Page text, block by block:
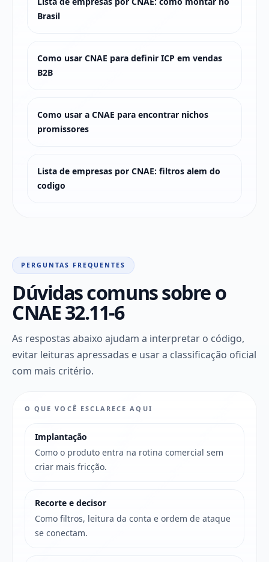
Brasil
Como usar CNAE para definir ICP em vendas
B2B
Como usar a CNAE para encontrar nichos
promissores
Lista de empresas por CNAE: filtros alem do
codigo
PERGUNTAS FREQUENTES
Dúvidas comuns sobre o
CNAE 32.11-6
As respostas abaixo ajudam a interpretar o código,
evitar leituras apressadas e usar a classificação oficial
com mais critério.
O QUE VOCÊ ESCLARECE AQUI
Implantação
Como o produto entra na rotina comercial sem
criar mais fricção.
Recorte e decisor
Como filtros, leitura da conta e ordem de ataque
se conectam.